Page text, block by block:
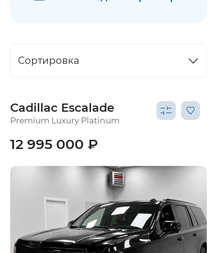
Сортировка
Cadillac Escalade
Premium Luxury Platinum
12 995 000 ₽